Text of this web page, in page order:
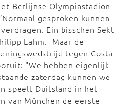
Berlijnse Olympiastadion
gesproken kunnen
Ein bisschen Sekt
Lahm. Maar de
tegen Costa
"We hebben eigenlijk
zaterdag kunnen we
speelt Duitsland in het
van München de eerste